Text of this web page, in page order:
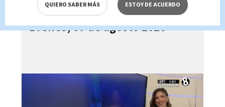
Telediario En Directo con Paula
Brenes, 07 de agosto 2026
QUIERO SABER MÁS ESTOY DE ACUERDO